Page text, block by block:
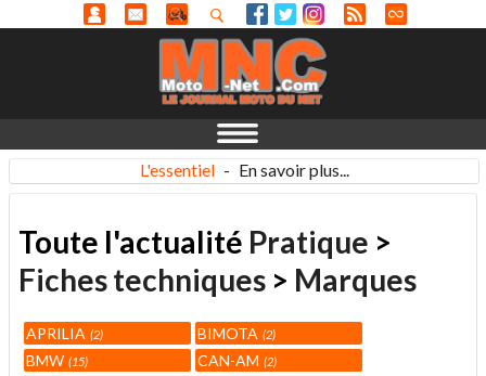
L'essentiel - En savoir plus...
Toute l'actualité Pratique >
Fiches techniques > Marques
APRILIA 2 BIMOTA 2
BMW 15 CAN-AM 2